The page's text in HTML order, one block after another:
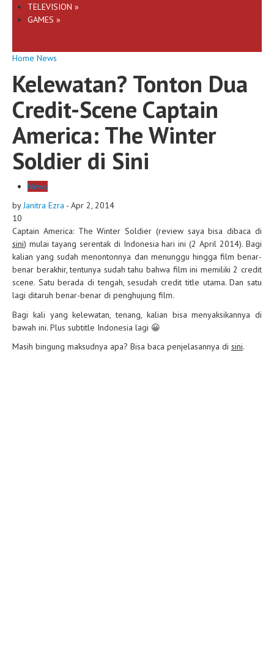
TELEVISION »
GAMES »
Home News
Kelewatan? Tonton Dua
Credit-Scene Captain
America: The Winter
Soldier di Sini
News
byJanitra Ezra - Apr 2, 2014
10
Captain America: The Winter Soldier (review saya bisa dibaca di
sini) mulai tayang serentak di Indonesia hari ini (2 April 2014). Bagi
kalian yang sudah menontonnya dan menunggu hingga film benar-
benar berakhir, tentunya sudah tahu bahwa film ini memiliki 2 credit
scene. Satu berada di tengah, sesudah credit title utama. Dan satu
lagi ditaruh benar-benar di penghujung film.
Bagi kali yang kelewatan, tenang, kalian bisa menyaksikannya di
bawah ini. Plus subtitle Indonesia lagi 😀
Masih bingung maksudnya apa? Bisa baca penjelasannya di sini.